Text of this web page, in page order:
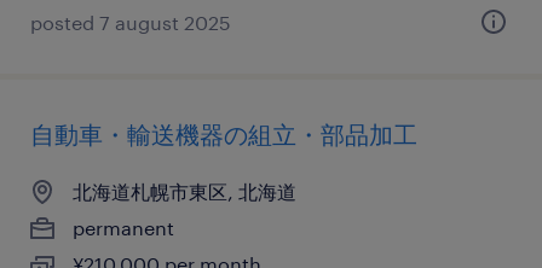
posted 7 august 2025
自動車・輸送機器の組立・部品加工
北海道札幌市東区, 北海道
permanent